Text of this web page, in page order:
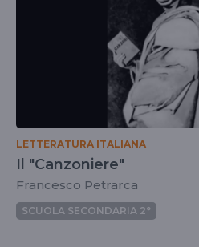
LETTERATURA ITALIANA
Il "Canzoniere"
Francesco Petrarca
SCUOLA SECONDARIA 2°